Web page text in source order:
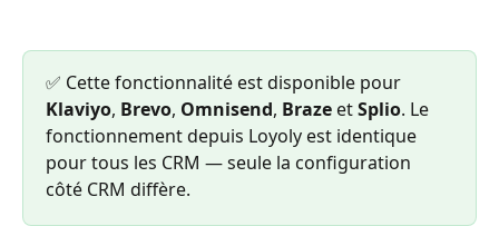
✅ Cette fonctionnalité est disponible pour
Klaviyo, Brevo, Omnisend, Braze et Splio. Le
fonctionnement depuis Loyoly est identique
pour tous les CRM — seule la configuration
côté CRM diffère.